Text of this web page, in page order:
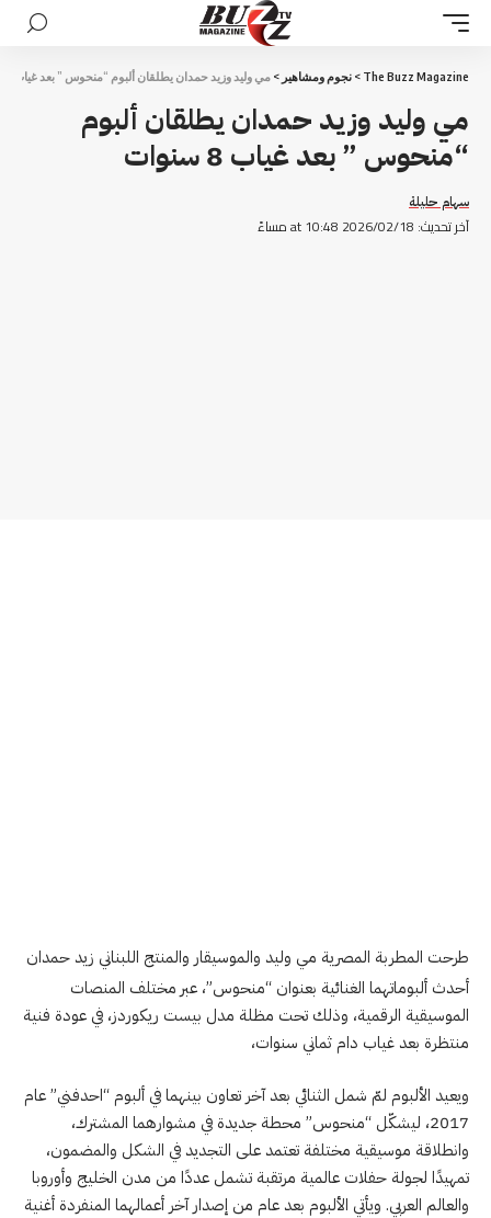
The Buzz Magazine
> نجوم ومشاهير > مي وليد وزيد حمدان يطلقان ألبوم “منحوس ” بعد غياب 8 سنوات
مي وليد وزيد حمدان يطلقان ألبوم
“منحوس ” بعد غياب 8 سنوات
آخر تحديث: 2026/02/18 at 10:48 مساءً
سهام حليلة
طرحت المطربة المصرية مي وليد والموسيقار والمنتج اللبناني زيد حمدان
أحدث ألبوماتهما الغنائية بعنوان “منحوس”، عبر مختلف المنصات
الموسيقية الرقمية، وذلك تحت مظلة مدل بيست ريكوردز، في عودة فنية
منتظرة بعد غياب دام ثماني سنوات،
ويعيد الألبوم لمّ شمل الثنائي بعد آخر تعاون بينهما في ألبوم “احدفني” عام
2017، ليشكّل “منحوس” محطة جديدة في مشوارهما المشترك،
وانطلاقة موسيقية مختلفة تعتمد على التجديد في الشكل والمضمون،
تمهيدًا لجولة حفلات عالمية مرتقبة تشمل عددًا من مدن الخليج وأوروبا
والعالم العربي. ويأتي الألبوم بعد عام من إصدار آخر أعمالهما المنفردة أغنية